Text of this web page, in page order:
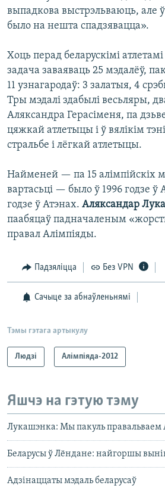
выпадкова выстрэльваюць, але
было на нешта спадзявацца».
Хоць перад беларускімі
задача заваяваць 25 мэдалёў,
11 узнагародаў: 3 залатыя, 4
Тры мэдалі здабылі весьляры,
Аляксандра Герасіменя, па
цяжкай атлетыцы і ў вялікім
стральбе і лёгкай атлетыцы.
Найменей — па 15 алімпійскіх
вартасьці — было ў 1996 годзе ў
годзе ў Атэнах. Аляксандар
паабяцаў падначаленым
правал Алімпіяды.
Падзяліцца Без VPN
Сачыце за абнаўленьнямі
Тэмы гэтага артыкулу
Людзі Алімпіяда-2012
Яшчэ на гэтую тэму
Лукашэнка: Мы пакуль правальваем
Беларусы ў Лёндане: найгоршы
Адзінаццаты мэдаль беларусаў